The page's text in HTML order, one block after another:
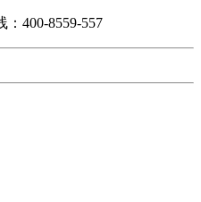
400-8559-557